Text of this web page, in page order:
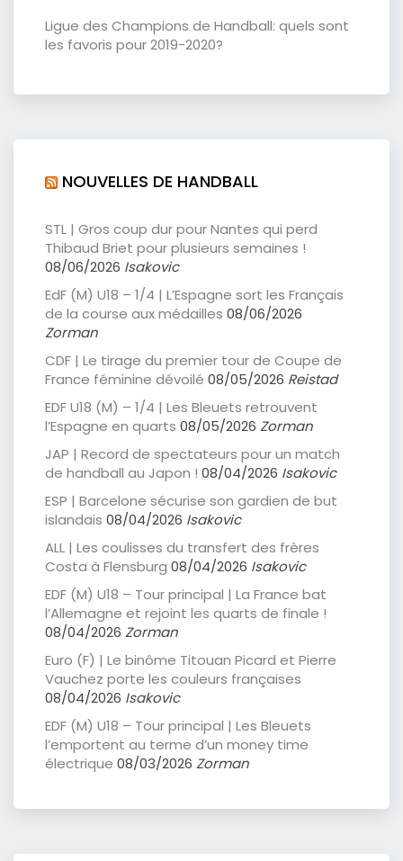
Ligue des Champions de Handball: quels sont
les favoris pour 2019-2020?
NOUVELLES DE HANDBALL
STL | Gros coup dur pour Nantes qui perd
Thibaud Briet pour plusieurs semaines !
08/06/2026 Isakovic
EdF (M) U18 – 1/4 | L’Espagne sort les Français
de la course aux médailles 08/06/2026
Zorman
CDF | Le tirage du premier tour de Coupe de
France féminine dévoilé 08/05/2026 Reistad
EDF U18 (M) – 1/4 | Les Bleuets retrouvent
l’Espagne en quarts 08/05/2026 Zorman
JAP | Record de spectateurs pour un match
de handball au Japon ! 08/04/2026 Isakovic
ESP | Barcelone sécurise son gardien de but
islandais 08/04/2026 Isakovic
ALL | Les coulisses du transfert des frères
Costa à Flensburg 08/04/2026 Isakovic
EDF (M) U18 – Tour principal | La France bat
l’Allemagne et rejoint les quarts de finale !
08/04/2026 Zorman
Euro (F) | Le binôme Titouan Picard et Pierre
Vauchez porte les couleurs françaises
08/04/2026 Isakovic
EDF (M) U18 – Tour principal | Les Bleuets
l’emportent au terme d’un money time
électrique 08/03/2026 Zorman